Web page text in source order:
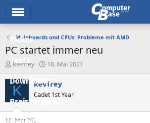
Ticker
Tests
Downloads
Preisvergleich
Mainboards und CPUs: Probleme mit AMD
PC startet immer neu
E
s
e
kevfrey
E
s
e
18. Mai 2021
K kevfrey
Cadet 1st Year
18. Mai 2021